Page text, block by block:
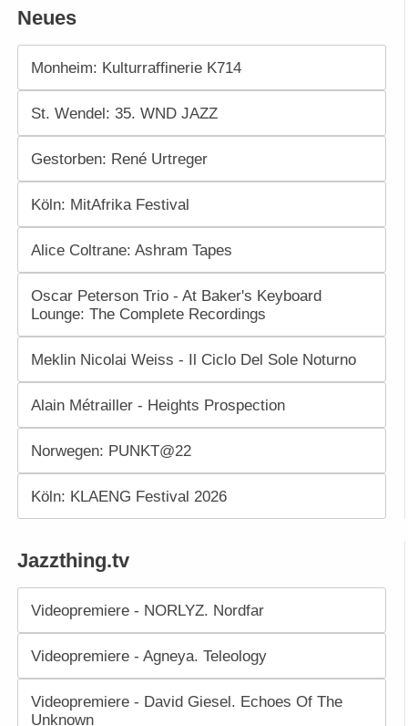
Neues
Monheim: Kulturraffinerie K714
St. Wendel: 35. WND JAZZ
Gestorben: René Urtreger
Köln: MitAfrika Festival
Alice Coltrane: Ashram Tapes
Oscar Peterson Trio - At Baker's Keyboard
Lounge: The Complete Recordings
Meklin Nicolai Weiss - Il Ciclo Del Sole Noturno
Alain Métrailler - Heights Prospection
Norwegen: PUNKT@22
Köln: KLAENG Festival 2026
Jazzthing.tv
Videopremiere - NORLYZ. Nordfar
Videopremiere - Agneya. Teleology
Videopremiere - David Giesel. Echoes Of The
Unknown